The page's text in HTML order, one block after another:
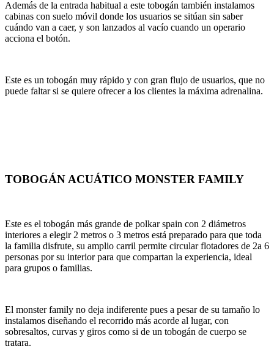
Además de la entrada habitual a este tobogán también instalamos
cabinas con suelo móvil donde los usuarios se sitúan sin saber
cuándo van a caer, y son lanzados al vacío cuando un operario
acciona el botón.
Este es un tobogán muy rápido y con gran flujo de usuarios, que no
puede faltar si se quiere ofrecer a los clientes la máxima adrenalina.
TOBOGÁN ACUÁTICO MONSTER FAMILY
Este es el tobogán más grande de polkar spain con 2 diámetros
interiores a elegir 2 metros o 3 metros está preparado para que toda
la familia disfrute, su amplio carril permite circular flotadores de 2a 6
personas por su interior para que compartan la experiencia, ideal
para grupos o familias.
El monster family no deja indiferente pues a pesar de su tamaño lo
instalamos diseñando el recorrido más acorde al lugar, con
sobresaltos, curvas y giros como si de un tobogán de cuerpo se
tratara.